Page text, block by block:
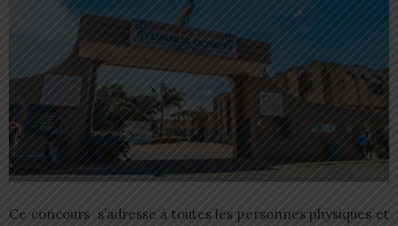
Ce concours s’adresse à toutes les personnes physiques et